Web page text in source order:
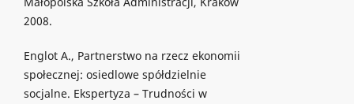
2008.
Englot A., Partnerstwo na rzecz ekonomii
społecznej: osiedlowe spółdzielnie
socjalne. Ekspertyza – Trudności w